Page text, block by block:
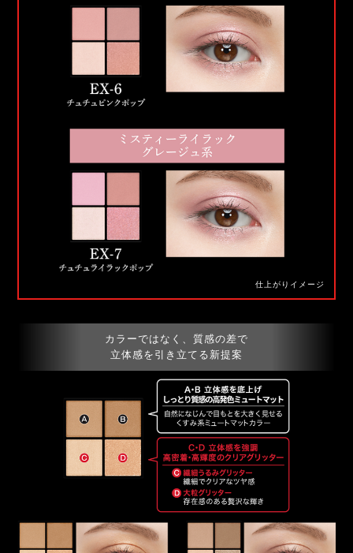
仕上がりイメージ
カラーではなく、質感の差で
立体感を引き立てる新提案